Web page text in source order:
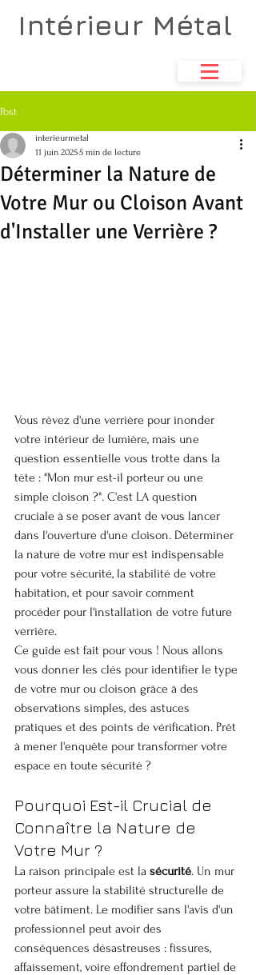
Intérieur Métal
Post
Déterminer la Nature de
Votre Mur ou Cloison Avant
d'Installer une Verrière ?
interieurmetal
11 juin 20255 min de lecture
Vous rêvez d'une verrière pour inonder
votre intérieur de lumière, mais une
question essentielle vous trotte dans la
tête : "Mon mur est-il porteur ou une
simple cloison ?". C'est LA question
cruciale à se poser avant de vous lancer
dans l'ouverture d'une cloison. Déterminer
la nature de votre mur est indispensable
pour votre sécurité, la stabilité de votre
habitation, et pour savoir comment
procéder pour l'installation de votre future
verrière.
Ce guide est fait pour vous ! Nous allons
vous donner les clés pour identifier le type
de votre mur ou cloison grâce à des
observations simples, des astuces
pratiques et des points de vérification. Prêt
à mener l'enquête pour transformer votre
espace en toute sécurité ?
Pourquoi Est-il Crucial de
Connaître la Nature de
Votre Mur ?
La raison principale est la sécurité. Un mur
porteur assure la stabilité structurelle de
votre bâtiment. Le modifier sans l'avis d'un
professionnel peut avoir des
conséquences désastreuses : fissures,
affaissement, voire effondrement partiel de